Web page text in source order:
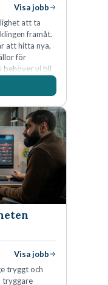
Visa jobb
att ta
framåt.
att hitta nya,
för
behöver vi bli
Visa jobb
tryggt och
tryggare